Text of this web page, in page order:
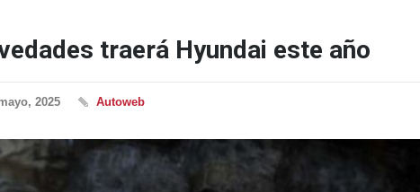
traerá Hyundai este año
2025 Autoweb